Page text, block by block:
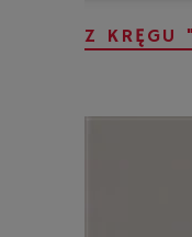
Z KRĘGU